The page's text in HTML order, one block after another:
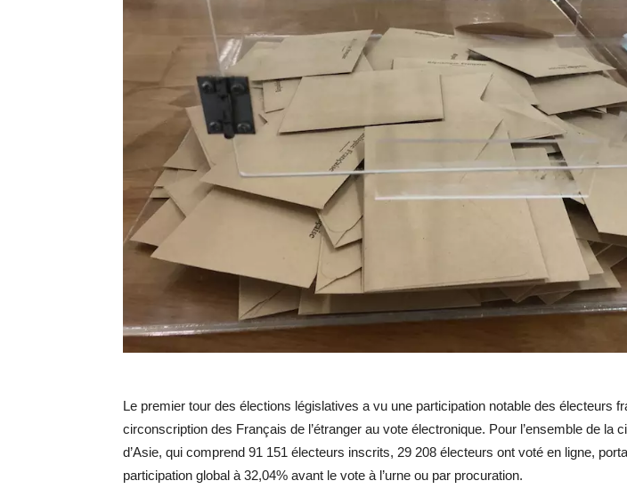
Le premier tour des élections législatives a vu une participation notable des électeurs
circonscription des Français de l’étranger au vote électronique. Pour l’ensemble de la
d’Asie, qui comprend 91 151 électeurs inscrits, 29 208 électeurs ont voté en ligne,
participation global à 32,04% avant le vote à l’urne ou par procuration.